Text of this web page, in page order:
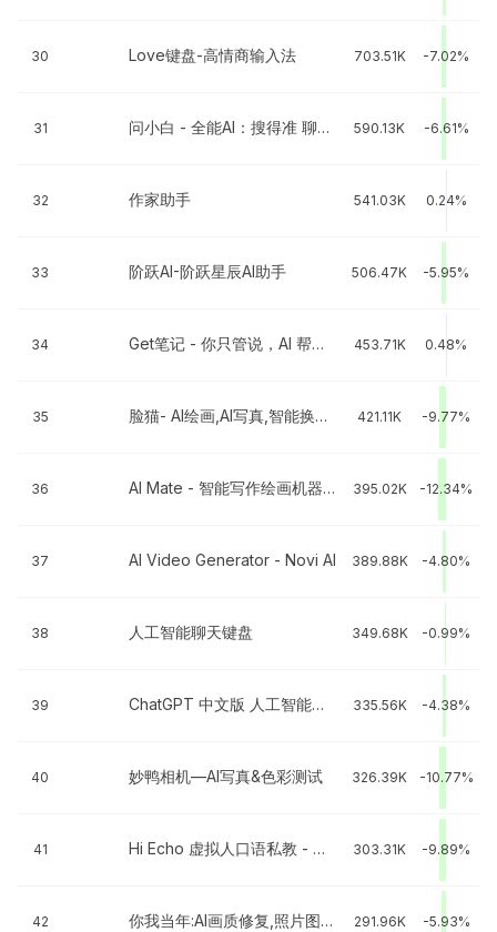
30 Love键盘-高情商输入法 703.51K -7.02%
31 问小白 - 全能AI：搜得准 聊得嗨 读得懂 590.13K -6.61%
32 作家助手 541.03K 0.24%
33 阶跃AI-阶跃星辰AI助手 506.47K -5.95%
34 Get笔记 - 你只管说，AI 帮你记下来 453.71K 0.48%
35 脸猫- AI绘画,AI写真,智能换装特效视频一键制作 421.11K -9.77%
36 AI Mate - 智能写作绘画机器人 395.02K -12.34%
37 AI Video Generator - Novi AI 389.88K -4.80%
38 人工智能聊天键盘 349.68K -0.99%
39 ChatGPT 中文版 人工智能聊天 335.56K -4.38%
40 妙鸭相机—AI写真&色彩测试 326.39K -10.77%
41 Hi Echo 虚拟人口语私教 - 口语学习方案解决者 303.31K -9.89%
42 你我当年:AI画质修复,照片图片视频高清修复,图像更清晰 291.96K -5.93%